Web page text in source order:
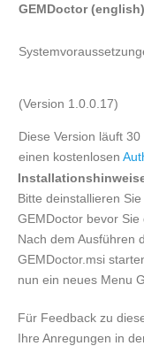
GEMDoctor (english)
(Version 1.0.0.17)
Diese Version läuft
einen kostenlosen
Bitte deinstallieren
GEMDoctor bevor Sie
Nach dem Ausführen
GEMDoctor.msi
nun ein neues Menu
Für Feedback zu
Ihre Anregungen in